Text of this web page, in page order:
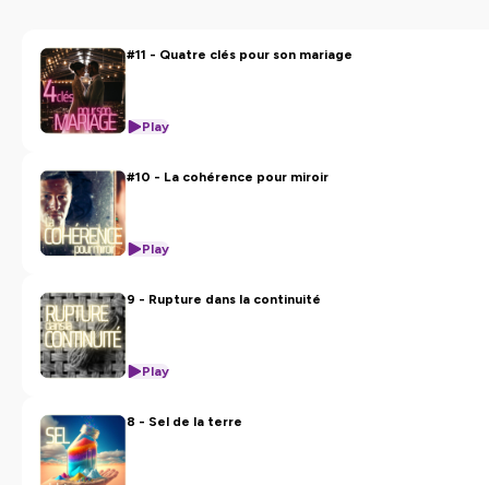
#11 - Quatre clés pour son mariage
Play
#10 - La cohérence pour miroir
Play
9 - Rupture dans la continuité
Play
8 - Sel de la terre